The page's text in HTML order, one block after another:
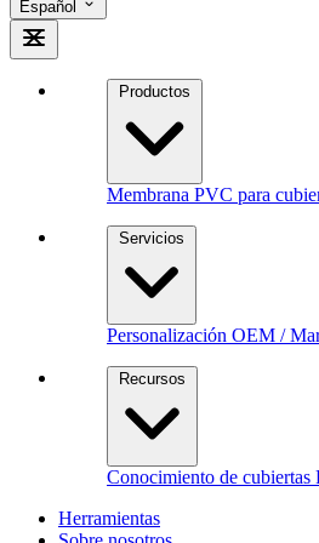
Español
Productos
Membrana PVC para
Servicios
Personalización OEM /
Recursos
Conocimiento de cubiertas
Herramientas